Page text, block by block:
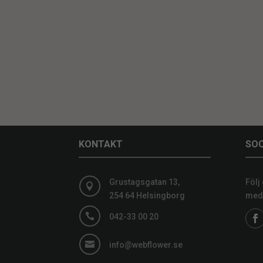
KONTAKT

Grustagsgatan 13,
254 64 Helsingborg
 042-33 00 20
 info@webflower.se
Följ